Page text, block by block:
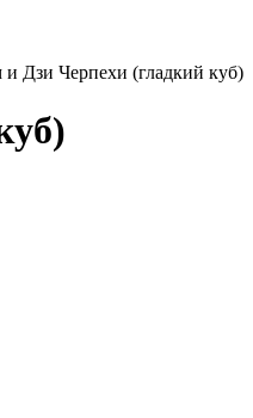
Дзи Черпехи (гладкий куб)